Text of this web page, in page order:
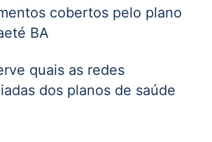
cobertos pelo plano
BA
quais as redes
dos planos de saúde